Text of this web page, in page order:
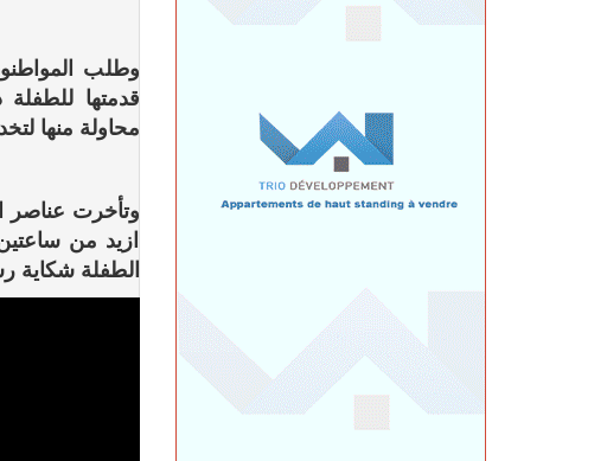
وطلب
قدمتها
محاولة منها
وتأخرت عناصر
ازيد من
الطفلة شكاية
بيان توضيحي.. مندوبية السجون تدحض
إسبانيا.. القضاء يحقق في عدم تفاعل
حكومة سانشيز مع تحذيرات مخابراتية
العبور الجماعي إلى سبتة
في تخصصات مختلفة.. المختبر الوطني
الفنيدق.. الدرك الملكي يطيح بمتورطين في
التحريض على الهجرة غير الشرعية
الأربعاء 05 غشت | 19:54
حيلة جديدة.. معطيات أمنية دقيقة تطيح
بمروجين للمخدرات